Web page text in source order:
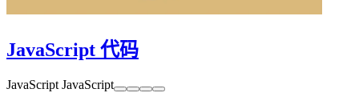
JavaScript 代码
JavaScript JavaScript